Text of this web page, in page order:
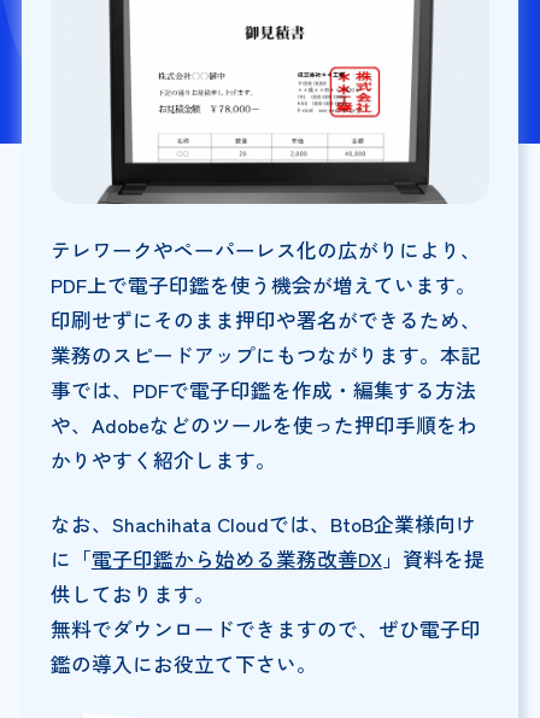
テレワークやペーパーレス化の広がりにより、
PDF上で電子印鑑を使う機会が増えています。
印刷せずにそのまま押印や署名ができるため、
業務のスピードアップにもつながります。本記
事では、PDFで電子印鑑を作成・編集する方法
や、Adobeなどのツールを使った押印手順をわ
かりやすく紹介します。
なお、Shachihata Cloudでは、BtoB企業様向け
に「電子印鑑から始める業務改善DX」資料を提
供しております。
無料でダウンロードできますので、ぜひ電子印
鑑の導入にお役立て下さい。